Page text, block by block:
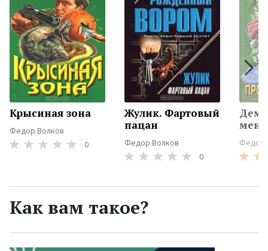
Крысиная зона
Федор Волков
0
Жулик. Фартовый
пацан
Федор Волков
0
Федор
Как вам такое?